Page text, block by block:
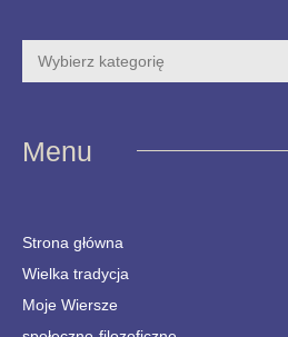
Menu
Strona główna
Wielka tradycja
Moje Wiersze